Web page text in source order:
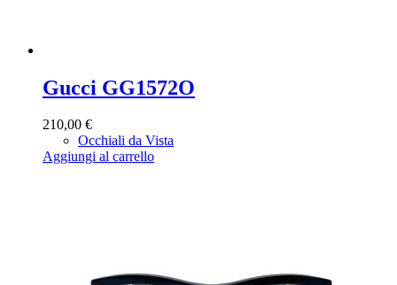
Gucci GG1572O
210,00 €
Occhiali da Vista
Aggiungi al carrello